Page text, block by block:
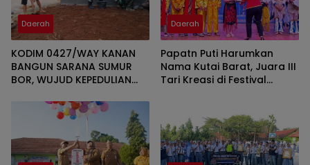
Daerah
KODIM 0427/WAY KANAN
BANGUN SARANA SUMUR
BOR, WUJUD KEPEDULIAN
Daerah
Papatn Puti Harumkan
Nama Kutai Barat, Juara III
Tari Kreasi di Festival